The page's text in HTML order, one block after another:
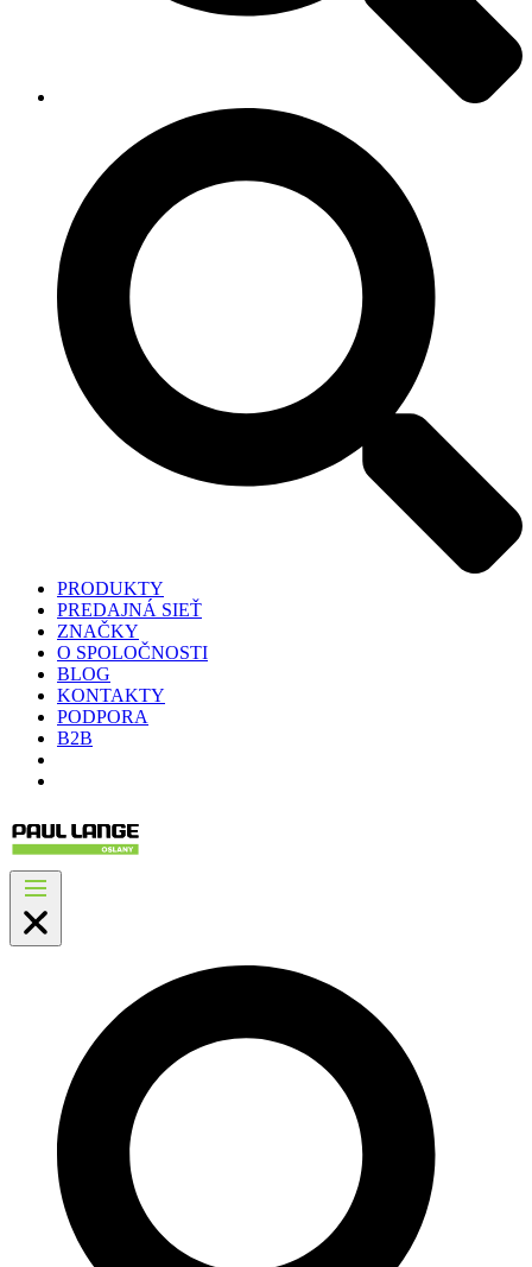
PRODUKTY
PREDAJNÁ SIEŤ
ZNAČKY
O SPOLOČNOSTI
BLOG
KONTAKTY
PODPORA
B2B